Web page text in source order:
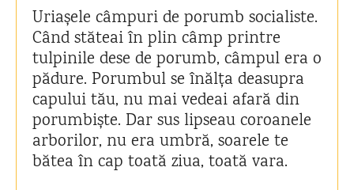
Uriașele câmpuri de porumb socialiste.
Când stăteai în plin câmp printre
tulpinile dese de porumb, câmpul era o
pădure. Porumbul se înălța deasupra
capului tău, nu mai vedeai afară din
porumbiște. Dar sus lipseau coroanele
arborilor, nu era umbră, soarele te
bătea în cap toată ziua, toată vara.